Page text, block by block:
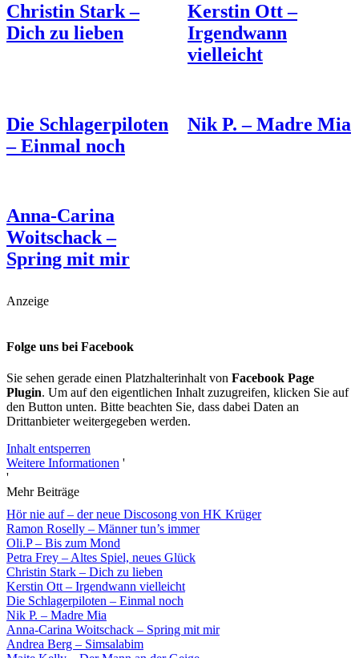
Christin Stark –
Dich zu lieben
Kerstin Ott –
Irgendwann
vielleicht
Die Schlagerpiloten
– Einmal noch
Nik P. – Madre Mia
Anna-Carina
Woitschack –
Spring mit mir
Anzeige
Folge uns bei Facebook
Sie sehen gerade einen Platzhalterinhalt von Facebook Page
Plugin. Um auf den eigentlichen Inhalt zuzugreifen, klicken Sie auf
den Button unten. Bitte beachten Sie, dass dabei Daten an
Drittanbieter weitergegeben werden.
Inhalt entsperren
Weitere Informationen '
'
Mehr Beiträge
Hör nie auf – der neue Discosong von HK Krüger
Ramon Roselly – Männer tun’s immer
Oli.P – Bis zum Mond
Petra Frey – Altes Spiel, neues Glück
Christin Stark – Dich zu lieben
Kerstin Ott – Irgendwann vielleicht
Die Schlagerpiloten – Einmal noch
Nik P. – Madre Mia
Anna-Carina Woitschack – Spring mit mir
Andrea Berg – Simsalabim